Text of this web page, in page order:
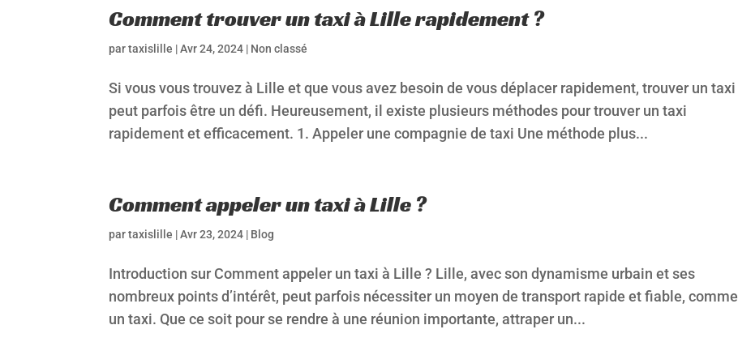
Comment trouver un taxi à Lille rapidement ?
partaxislille |Avr 24, 2024 | Non classé
Si vous vous trouvez à Lille et que vous avez besoin de vous déplacer rapidement, trouver un taxi
peut parfois être un défi. Heureusement, il existe plusieurs méthodes pour trouver un taxi
rapidement et efficacement. 1. Appeler une compagnie de taxi Une méthode plus...
Comment appeler un taxi à Lille ?
partaxislille |Avr 23, 2024 | Blog
Introduction sur Comment appeler un taxi à Lille ? Lille, avec son dynamisme urbain et ses
nombreux points d’intérêt, peut parfois nécessiter un moyen de transport rapide et fiable, comme
un taxi. Que ce soit pour se rendre à une réunion importante, attraper un...